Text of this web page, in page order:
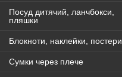
Посуд дитячий, ланчбокси,
пляшки
Блокноти, наклейки, постери
Сумки через плече